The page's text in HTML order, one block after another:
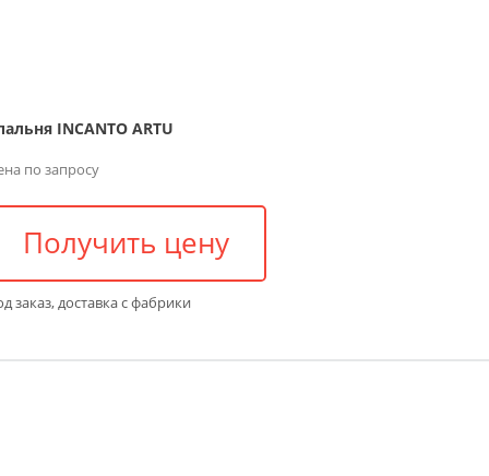
INCANTO ARTU
по запросу
Получить цену
заказ, доставка с фабрики